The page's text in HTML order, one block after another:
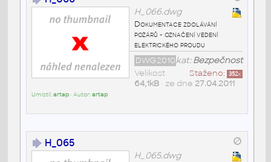
H_066.dwg
Dokumentace zdolávání
požárů - označení vedení
elektrického proudu
kat:Bezpečnost
DWG2010
Staženo: 352x
Velikost
64,1kB• ze dne 27.04.2011
Umístil:artap• Autor:artap
H_065
H_065.dwg